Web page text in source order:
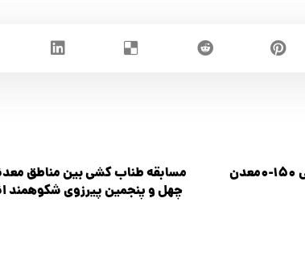
فروش ۶۰۰۰ تن زغالسنگ حرارتی ۱۵۰-۰معدن
مسابقه طناب کشی بین مناطق
چهل و پنجمین پیرزوی شکوهمند